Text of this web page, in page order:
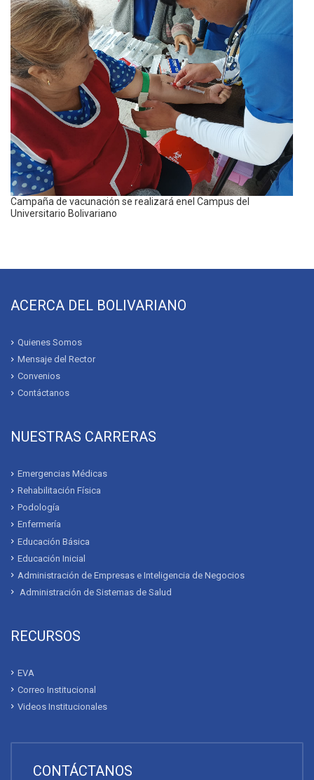
Campaña de vacunación se realizará enel Campus del
Universitario Bolivariano
ACERCA DEL BOLIVARIANO
Quienes Somos
Mensaje del Rector
Convenios
Contáctanos
NUESTRAS CARRERAS
Emergencias Médicas
Rehabilitación Física
Podología
Enfermería
Educación Básica
Educación Inicial
Administración de Empresas e Inteligencia de Negocios
Administración de Sistemas de Salud
RECURSOS
EVA
Correo Institucional
Videos Institucionales
CONTÁCTANOS